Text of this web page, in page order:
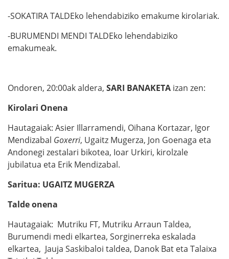
-SOKATIRA TALDEko lehendabiziko emakume kirolariak.
-BURUMENDI MENDI TALDEko lehendabiziko
emakumeak.
Ondoren, 20:00ak aldera, SARI BANAKETA izan zen:
Kirolari Onena
Hautagaiak: Asier Illarramendi, Oihana Kortazar, Igor
Mendizabal Goxerri, Ugaitz Mugerza, Jon Goenaga eta
Andonegi zestalari bikotea, Ioar Urkiri, kirolzale
jubilatua eta Erik Mendizabal.
Saritua: UGAITZ MUGERZA
Talde onena
Hautagaiak: Mutriku FT, Mutriku Arraun Taldea,
Burumendi medi elkartea, Sorginerreka eskalada
elkartea, Jauja Saskibaloi taldea, Danok Bat eta Talaixa